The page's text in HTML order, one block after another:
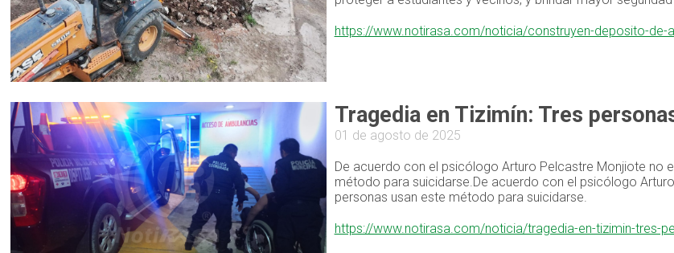
https://www.notirasa.com/noticia/construyen-deposito-de-
Tragedia en Tizimín: Tres
01 de agosto de 2025
De acuerdo con el psicólogo Arturo Pelcastre Monjiote no
método para suicidarse.De acuerdo con el psicólogo
personas usan este método para suicidarse.
https://www.notirasa.com/noticia/tragedia-en-tizimin-tres-